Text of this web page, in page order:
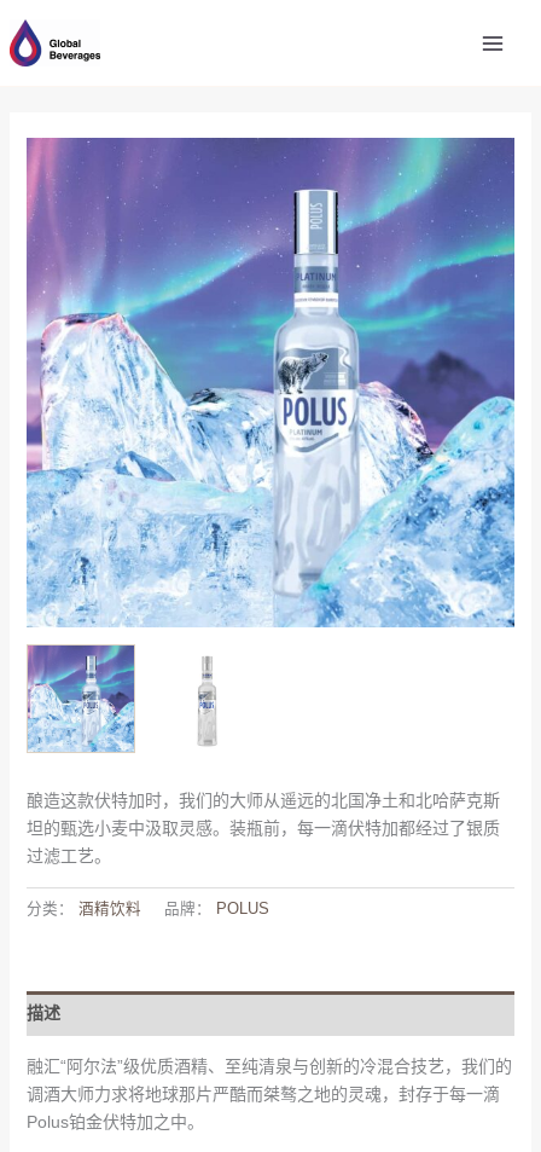
至
内
酿造这款伏特加时，我们的大师从遥远的北国净土和北哈萨克斯
坦的甄选小麦中汲取灵感。装瓶前，每一滴伏特加都经过了银质
过滤工艺。
分类： 酒精饮料 品牌： POLUS
描述
融汇“阿尔法”级优质酒精、至纯清泉与创新的冷混合技艺，我们的
调酒大师力求将地球那片严酷而桀骜之地的灵魂，封存于每一滴
Polus铂金伏特加之中。